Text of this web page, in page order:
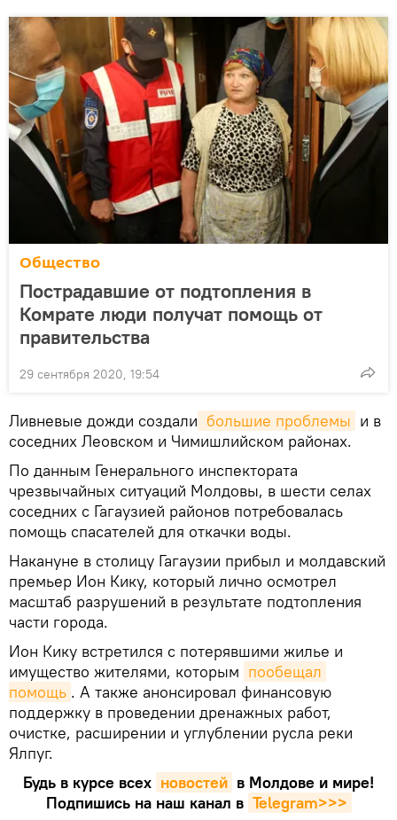
Общество
Пострадавшие от подтопления в
Комрате люди получат помощь от
правительства
29 сентября 2020, 19:54
Ливневые дожди создали большие проблемы и в
соседних Леовском и Чимишлийском районах.
По данным Генерального инспектората
чрезвычайных ситуаций Молдовы, в шести селах
соседних с Гагаузией районов потребовалась
помощь спасателей для откачки воды.
Накануне в столицу Гагаузии прибыл и молдавский
премьер Ион Кику, который лично осмотрел
масштаб разрушений в результате подтопления
части города.
Ион Кику встретился с потерявшими жилье и
имущество жителями, которым пообещал
помощь . А также анонсировал финансовую
поддержку в проведении дренажных работ,
очистке, расширении и углублении русла реки
Ялпуг.
Будь в курсе всех новостей в Молдове и мире!
Подпишись на наш канал в Telegram>>>